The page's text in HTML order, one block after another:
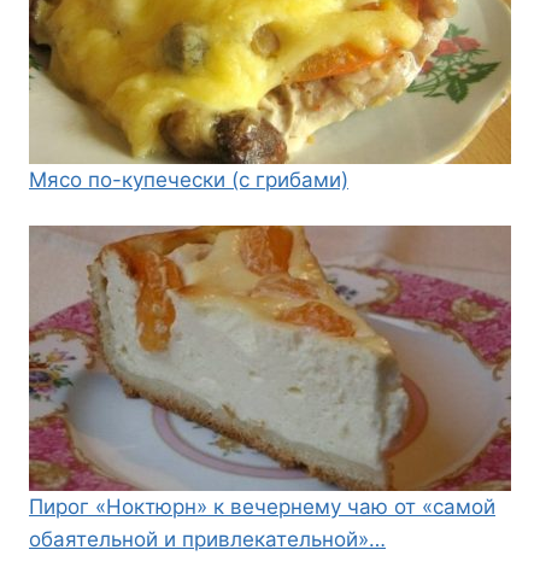
Мясо по-купечески (с грибами)
Пирог «Ноктюрн» к вечернему чаю от «самой
обаятельной и привлекательной»…